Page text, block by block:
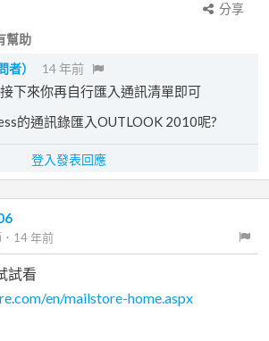
分享
幫助
者） 14 年前
下來你再自行匯入通訊清單即可
的通訊錄匯入OUTLOOK 2010呢?
登入發表回應
． 14 年前
試看
en/mailstore-home.aspx